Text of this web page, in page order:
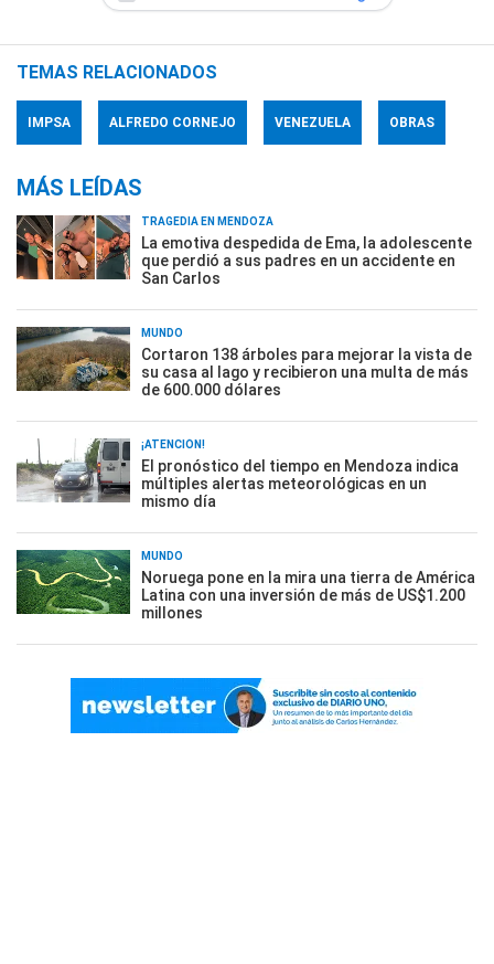
TEMAS RELACIONADOS
IMPSA ALFREDO CORNEJO VENEZUELA OBRAS
MÁS LEÍDAS
TRAGEDIA EN MENDOZA
La emotiva despedida de Ema, la adolescente
que perdió a sus padres en un accidente en
San Carlos
MUNDO
Cortaron 138 árboles para mejorar la vista de
su casa al lago y recibieron una multa de más
de 600.000 dólares
¡ATENCIÓN!
El pronóstico del tiempo en Mendoza indica
múltiples alertas meteorológicas en un
mismo día
MUNDO
Noruega pone en la mira una tierra de América
Latina con una inversión de más de US$1.200
millones